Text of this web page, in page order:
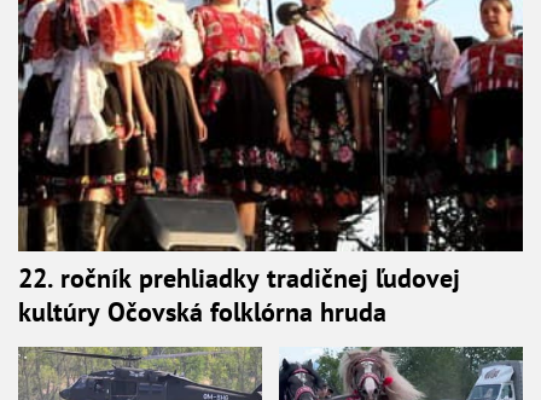
22. ročník prehliadky tradičnej ľudovej
kultúry Očovská folklórna hruda